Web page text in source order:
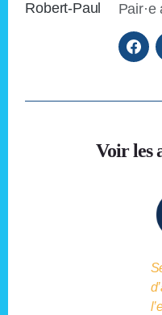
Pair·e
Voir les